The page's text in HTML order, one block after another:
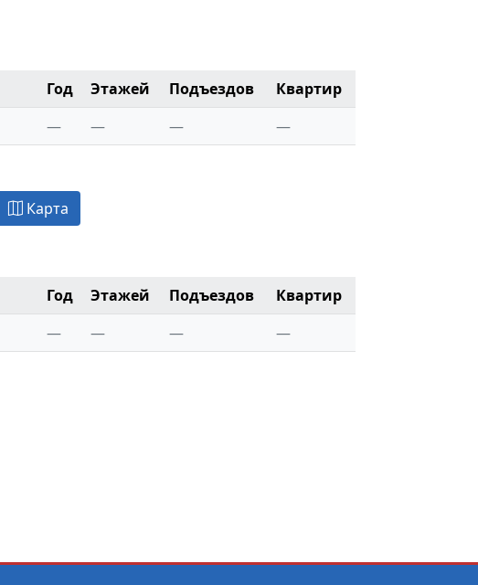
Год Этажей Подъездов
Квартир
— — — —
Карта
Год Этажей Подъездов
Квартир
— — — —